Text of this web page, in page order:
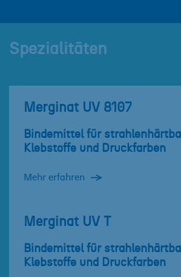
Spezialitäten
Merginat UV 8107
Bindemittel für
Klebstoffe und Druckfarben
Mehr erfahren
Merginat UV T
Bindemittel für
Klebstoffe und Druckfarben